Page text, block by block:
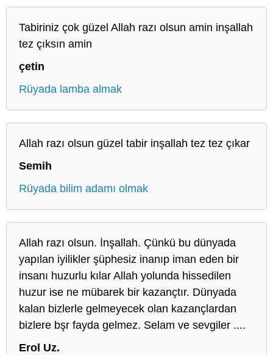
Tabiriniz çok güzel Allah razı olsun amin inşallah
tez çıksın amin
çetin
Rüyada lamba almak
Allah razı olsun güzel tabir inşallah tez tez çıkar
Semih
Rüyada bilim adamı olmak
Allah razı olsun. İnşallah. Çünkü bu dünyada
yapılan iyilikler şüphesiz inanıp iman eden bir
insanı huzurlu kılar Allah yolunda hissedilen
huzur ise ne mübarek bir kazançtır. Dünyada
kalan bizlerle gelmeyecek olan kazançlardan
bizlere bşr fayda gelmez. Selam ve sevgiler ....
Erol Uz.